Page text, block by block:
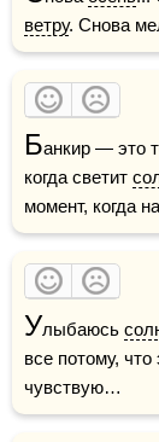
ветру. Снова
Банкир — это
когда светит
момент, когда
Улыбаюсь
все потому, что
чувствую…